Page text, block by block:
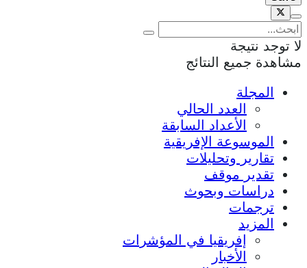
لا توجد نتيجة
مشاهدة جميع النتائج
المجلة
العدد الحالي
الأعداد السابقة
الموسوعة الإفريقية
تقارير وتحليلات
تقدير موقف
دراسات وبحوث
ترجمات
المزيد
إفريقيا في المؤشرات
الأخبار